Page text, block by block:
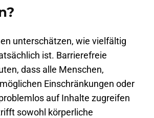
unterschätzen, wie vielfältig
ist. Barrierefreie
dass alle Menschen,
Einschränkungen oder
auf Inhalte zugreifen
sowohl körperliche